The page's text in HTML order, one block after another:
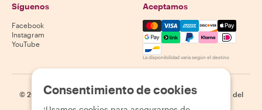
Síguenos
Facebook
Instagram
YouTube
Aceptamos
Mastercard, Visa, Amex,
La disponibilidad varía según el destino
© 2026 Withlocals.com | Política de privacidad | Cookies
Mapa del
Consentimiento de cookies